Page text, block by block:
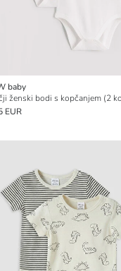
baby
ženski bodi s kopčanjem (2
EUR